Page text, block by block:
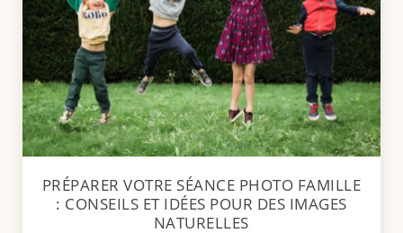
PRÉPARER VOTRE SÉANCE PHOTO FAMILLE
: CONSEILS ET IDÉES POUR DES IMAGES
NATURELLES